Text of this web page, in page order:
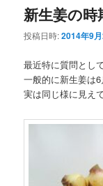
ビ
ゲ
ー
ョ
ン
新生姜の時
投稿日時:2014年9
最近特に質問とし
一般的に新生姜は6
実は同じ様に見え